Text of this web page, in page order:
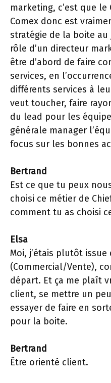
marketing, c’est que le
Comex donc est
stratégie de la boite
rôle d’un directeur
être d’abord de faire
services, en
différents services à
veut toucher, faire
du lead pour les
générale manager
focus sur les bonnes
Bertrand
Est ce que tu peux
choisi ce métier de
comment tu as choisi
Elsa
Moi, j’étais plutôt issue
(Commercial/Vente),
départ. Et ça me plaît
client, se mettre un
essayer de faire en
pour la boite.
Bertrand
Être orienté client.